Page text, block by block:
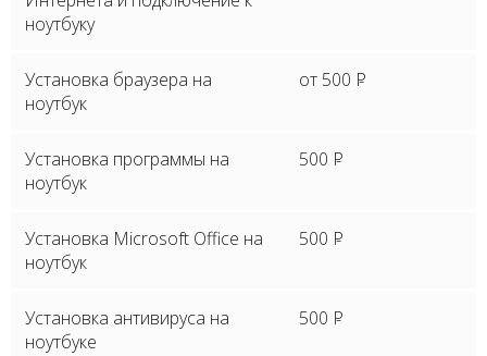
ноутбуку
Установка браузера на
ноутбук
от 500 P
Установка программы на
ноутбук
500 P
Установка Microsoft Office на
ноутбук
500 P
Установка антивируса на
ноутбуке
500 P